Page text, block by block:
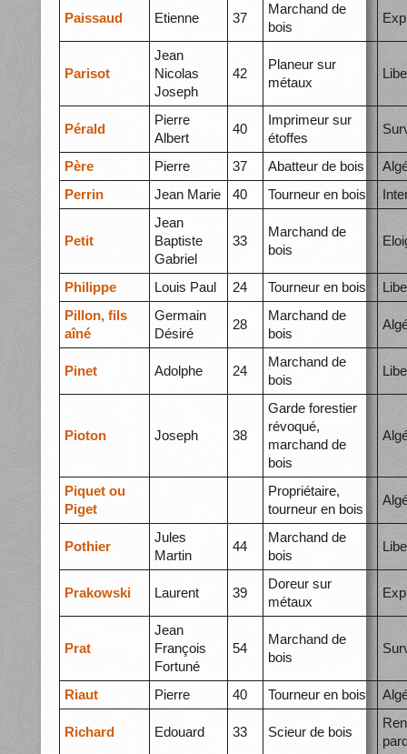
Paissaud Etienne 37
Marchand de
bois
Parisot
Jean
Nicolas
Joseph
42
Planeur sur
métaux
Pérald
Pierre
Albert
40
Imprimeur sur
étoffes
Père Pierre 37 Abatteur de bois
Perrin
Jean Marie 40 Tourneur en bois
Petit
Jean
Baptiste
Gabriel
33
Marchand de
bois
Philippe Louis Paul 24 Tourneur en bois
Pillon, fils
aîné
Germain
Désiré
28
Marchand de
bois
Pinet Adolphe 24
Marchand de
bois
Pioton Joseph 38
Garde forestier
révoqué,
marchand de
bois
Piquet ou
Piget
Propriétaire,
tourneur en bois
Pothier
Jules
Martin
44
Marchand de
bois
Prakowski Laurent 39
Doreur sur
métaux
Prat
Jean
François
Fortuné
54
Marchand de
bois
Riaut Pierre 40 Tourneur en bois
Richard Edouard 33 Scieur de bois